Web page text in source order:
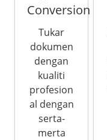
Conversion
Tukar
dokumen
dengan
kualiti
profesion
al dengan
serta-
merta